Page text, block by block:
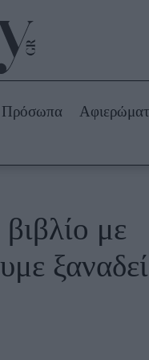
-
Πρόσωπα
με
ξαναδεί